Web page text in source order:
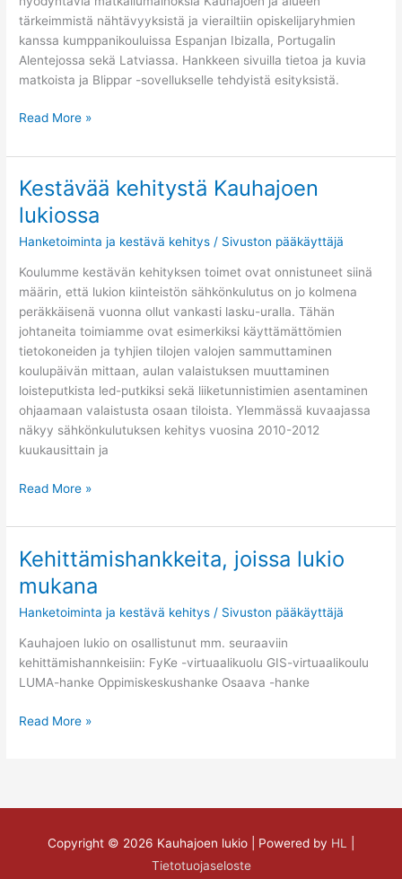
tärkeimmistä nähtävyyksistä ja vierailtiin opiskelijaryhmien
kanssa kumppanikouluissa Espanjan Ibizalla, Portugalin
Alentejossa sekä Latviassa. Hankkeen sivuilla tietoa ja kuvia
matkoista ja Blippar -sovellukselle tehdyistä esityksistä.
Read More »
Kestävää kehitystä Kauhajoen
lukiossa
Hanketoiminta ja kestävä kehitys / Sivuston pääkäyttäjä
Koulumme kestävän kehityksen toimet ovat onnistuneet siinä
määrin, että lukion kiinteistön sähkönkulutus on jo kolmena
peräkkäisenä vuonna ollut vankasti lasku-uralla. Tähän
johtaneita toimiamme ovat esimerkiksi käyttämättömien
tietokoneiden ja tyhjien tilojen valojen sammuttaminen
koulupäivän mittaan, aulan valaistuksen muuttaminen
loisteputkista led-putkiksi sekä liiketunnistimien asentaminen
ohjaamaan valaistusta osaan tiloista. Ylemmässä kuvaajassa
näkyy sähkönkulutuksen kehitys vuosina 2010-2012
kuukausittain ja
Kestävää
kehitystä
Kauhajoen
lukiossa
Read More »
Kehittämishankkeita, joissa lukio
mukana
Hanketoiminta ja kestävä kehitys / Sivuston pääkäyttäjä
Kauhajoen lukio on osallistunut mm. seuraaviin
kehittämishannkeisiin: FyKe -virtuaalikuolu GIS-virtuaalikoulu
LUMA-hanke Oppimiskeskushanke Osaava -hanke
Kehittämishankkeita,
lukio
mukana
Read More »
Copyright © 2026 Kauhajoen lukio | Powered by HL
Tietotuojaseloste